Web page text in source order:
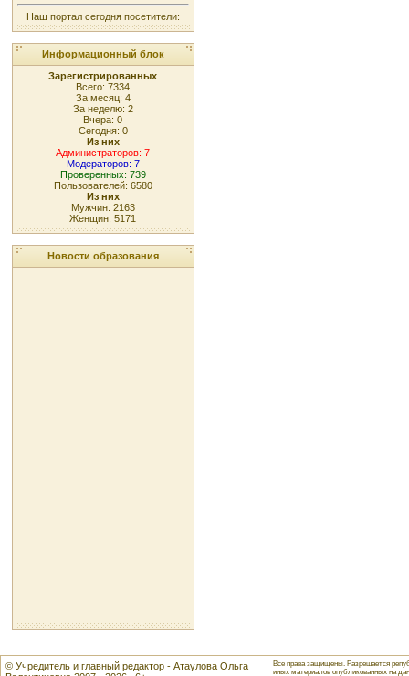
Наш портал сегодня посетители:
Информационный блок
Зарегистрированных
Всего: 7334
За месяц: 4
За неделю: 2
Вчера: 0
Сегодня: 0
Из них
Администраторов: 7
Модераторов: 7
Проверенных: 739
Пользователей: 6580
Из них
Мужчин: 2163
Женщин: 5171
Новости образования
© Учредитель и главный редактор - Атаулова Ольга
Все права защищены. Разрешается
иных материалов опубликованных на